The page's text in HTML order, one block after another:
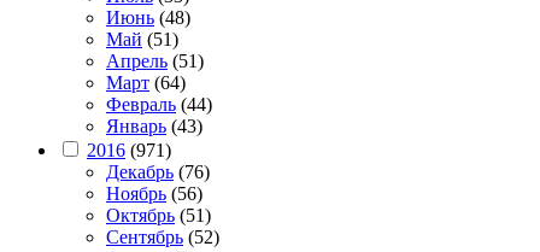
Июнь (48)
Май (51)
Апрель (51)
Март (64)
Февраль (44)
Январь (43)
2016 (971)
Декабрь (76)
Ноябрь (56)
Октябрь (51)
Сентябрь (52)